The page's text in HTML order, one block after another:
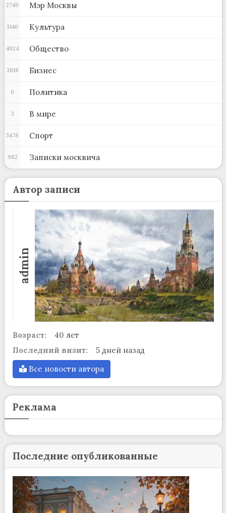
Мэр Москвы
2749
Культура
3140
Общество
4924
Бизнес
3818
Политика
0
В мире
3
Спорт
3478
Записки москвича
982
Автор записи
admin
Возраст:
40 лет
Последний визит:
5 дней назад
Все новости автора
Реклама
Последние опубликованные